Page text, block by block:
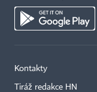
Kontakty
Tiráž redakce HN